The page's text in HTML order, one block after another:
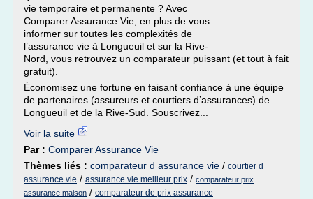
vie temporaire et permanente ? Avec
Comparer Assurance Vie, en plus de vous
informer sur toutes les complexités de
l’assurance vie à Longueuil et sur la Rive-
Nord, vous retrouvez un comparateur puissant (et tout à fait
gratuit).
Économisez une fortune en faisant confiance à une équipe
de partenaires (assureurs et courtiers d’assurances) de
Longueuil et de la Rive-Sud. Souscrivez...
Voir la suite
Par : Comparer Assurance Vie
Thèmes liés : comparateur d assurance vie / courtier d
assurance vie / assurance vie meilleur prix / comparateur prix
assurance maison / comparateur de prix assurance